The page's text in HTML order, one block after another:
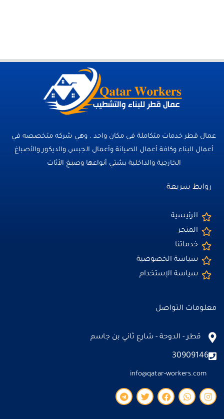
عمال قطر خدمات متكاملة فى مكان واحد . وهي شركه متخصصه في
أعمال البناء وكافة أعمال الصيانة وأعمال الجبس والديكور والأصباغ
الخارجية والداخلية بشتي أنواعها وصبغ الأثاث
روابط سريعة
الرئيسية
المتجر
خدماتنا
سياسة الخصوصية
سياسة الإستخدام
معلومات التواصل
قطر - الدوحة - شارع ثاني بن جاسم
30909146
info@qatar-workers.com
I
n
W
h
F
a
T
w
T
e